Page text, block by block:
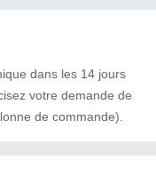
dans les 14 jours
votre demande de
de commande).